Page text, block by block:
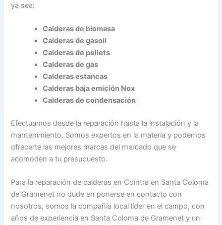
ya sea:
Calderas de biomasa
Calderas de gasoil
Calderas de pellets
Calderas de gas
Calderas estancas
Calderas baja emición Nox
Calderas de condensación
Efectuamos desde la reparación hasta la instalación y la
mantenimiento. Somos expertos en la materia y podemos
ofrecerte las mejores marcas del mercado que se
acomoden a tu presupuesto.
Para la reparación de calderas en Cointra en Santa Coloma
de Gramenet no dude en ponerse en contacto con
nosotros, somos la compañía local líder en el campo, con
años de experiencia en Santa Coloma de Gramenet y un